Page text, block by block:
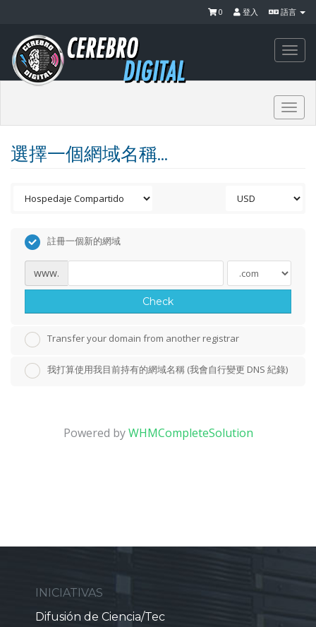
語言
登入
0
選擇一個網域名稱...
註冊一個新的網域
www.
Check
Transfer your domain from another registrar
我打算使用我目前持有的網域名稱 (我會自行變更 DNS 紀錄)
Powered byWHMCompleteSolution
INICIATIVAS
Difusión de Ciencia/Tec